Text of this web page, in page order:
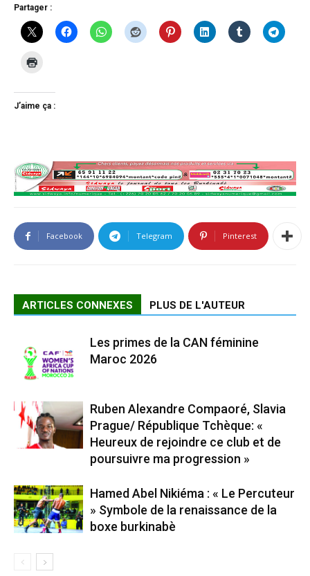
Partager :
J’aime ça :
Facebook Telegram Pinterest
ARTICLES CONNEXES PLUS DE L'AUTEUR
Les primes de la CAN féminine
Maroc 2026
Ruben Alexandre Compaoré, Slavia
Prague/ République Tchèque: «
Heureux de rejoindre ce club et de
poursuivre ma progression »
Hamed Abel Nikiéma : « Le Percuteur
» Symbole de la renaissance de la
boxe burkinabè